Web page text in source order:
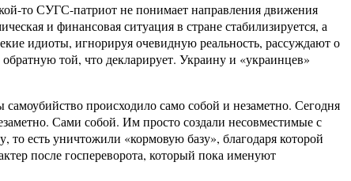
то СУГС-патриот не понимает направления движения
и финансовая ситуация в стране стабилизируется, а
идиоты, игнорируя очевидную реальность, рассуждают о
той, что декларирует. Украину и «украинцев»
происходило само собой и незаметно. Сегодня
Сами собой. Им просто создали несовместимые с
есть уничтожили «кормовую базу», благодаря которой
после госпереворота, который пока именуют